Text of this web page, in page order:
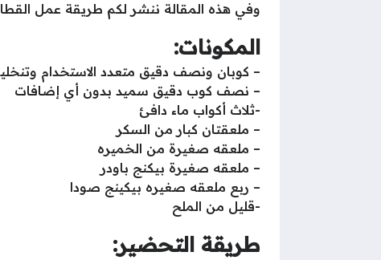
وفي هذه المقالة ننشر لكم طريقة عمل
المكونات:
– كوبان ونصف دقيق متعدد الاستخدام
– نصف كوب دقيق سميد بدون أي إضافات
-ثلاث أكواب ماء دافئ
– ملعقتان كبار من السكر
– ملعقه صغيرة من الخميره
– ملعقه صغيرة بيكنج باودر
– ربع ملعقه صغيره بيكينج صودا
-قليل من الملح
طريقة التحضير: